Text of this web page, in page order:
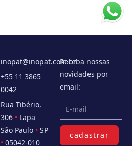
inopat@inopat.com.br
+55 11 3865
0042
Rua Tibério,
306 • Lapa
São Paulo •SP
• 05042-010
Receba nossas
novidades por
email:
cadastrar